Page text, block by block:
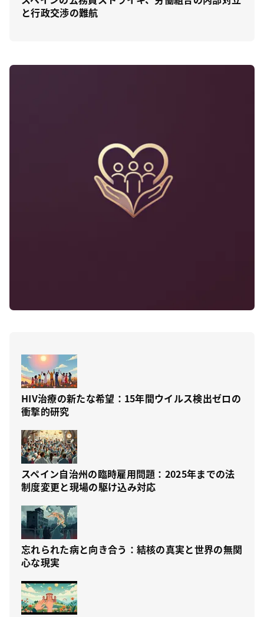
と行政交渉の難航
HIV治療の新たな希望：15年間ウイルス検出ゼロの
衝撃的研究
スペイン自治州の臨時雇用問題：2025年までの法
制度変更と現場の駆け込み対応
忘れられた病と向き合う：結核の真実と世界の無関
心な現実